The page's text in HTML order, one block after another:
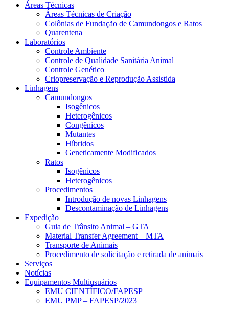
Áreas Técnicas
Áreas Técnicas de Criação
Colônias de Fundação de Camundongos e Ratos
Quarentena
Laboratórios
Controle Ambiente
Controle de Qualidade Sanitária Animal
Controle Genético
Criopreservação e Reprodução Assistida
Linhagens
Camundongos
Isogênicos
Heterogênicos
Congênicos
Mutantes
Híbridos
Geneticamente Modificados
Ratos
Isogênicos
Heterogênicos
Procedimentos
Introdução de novas Linhagens
Descontaminação de Linhagens
Expedição
Guia de Trânsito Animal – GTA
Material Transfer Agreement – MTA
Transporte de Animais
Procedimento de solicitação e retirada de animais
Serviços
Notícias
Equipamentos Multiusuários
EMU CIENTÍFICO/FAPESP
EMU PMP – FAPESP/2023